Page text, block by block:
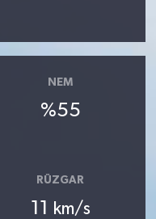
NEM
%55
RÜZGAR
11 km/s